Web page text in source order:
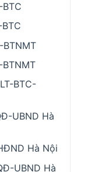
BTC-
UBND Hà
Hà Nội
UBND Hà